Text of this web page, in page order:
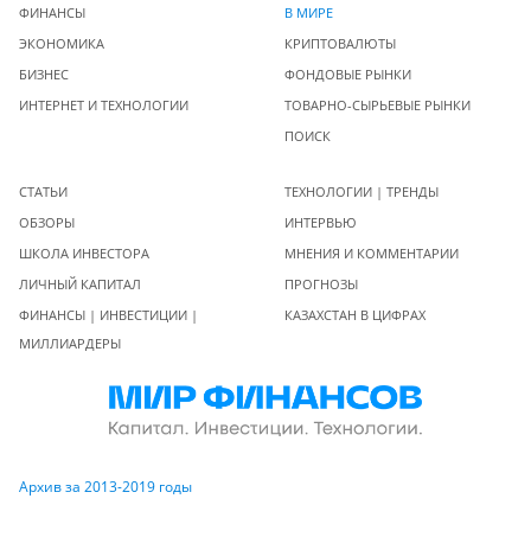
ФИНАНСЫ
ЭКОНОМИКА
БИЗНЕС
ИНТЕРНЕТ И ТЕХНОЛОГИИ
В МИРЕ
КРИПТОВАЛЮТЫ
ФОНДОВЫЕ РЫНКИ
ТОВАРНО-СЫРЬЕВЫЕ РЫНКИ
ПОИСК
СТАТЬИ
ОБЗОРЫ
ШКОЛА ИНВЕСТОРА
ЛИЧНЫЙ КАПИТАЛ
ФИНАНСЫ | ИНВЕСТИЦИИ |
МИЛЛИАРДЕРЫ
ТЕХНОЛОГИИ | ТРЕНДЫ
ИНТЕРВЬЮ
МНЕНИЯ И КОММЕНТАРИИ
ПРОГНОЗЫ
КАЗАХСТАН В ЦИФРАХ
Архив за 2013-2019 годы